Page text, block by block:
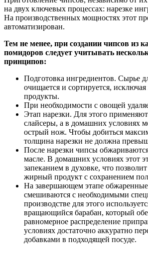
на двух ключевых процессах: нарезке
На производственных мощностях этот
автоматизирован.
Тем не менее, при создании чипсов из
помидоров следует учитывать
принципов:
Подготовка ингредиентов. Сырье
очищается и сортируется,
продукты.
При необходимости с овощей
Этап нарезки. Для этого
слайсеры, а в домашних условиях
острый нож. Чтобы добиться
толщина нарезки не должна
После нарезки чипсы
масле. В домашних условиях этот
запеканием в духовке, что
жирный продукт с сохранением
На завершающем этапе
смешиваются с необходимыми
производстве для этого
вращающийся барабан, который
равномерное распределение
условиях достаточно аккуратно
добавками в подходящей посуде.